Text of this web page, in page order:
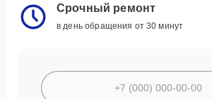
Срочный ремонт
в день обращения от 30 минут